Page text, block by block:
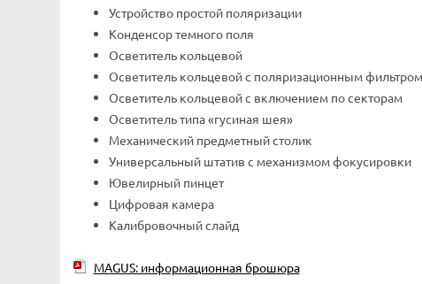
Устройство простой поляризации
Конденсор темного поля
Осветитель кольцевой
Осветитель кольцевой с поляризационным фильтром
Осветитель кольцевой с включением по секторам
Осветитель типа «гусиная шея»
Механический предметный столик
Универсальный штатив с механизмом фокусировки
Ювелирный пинцет
Цифровая камера
Калибровочный слайд
MAGUS: информационная брошюра